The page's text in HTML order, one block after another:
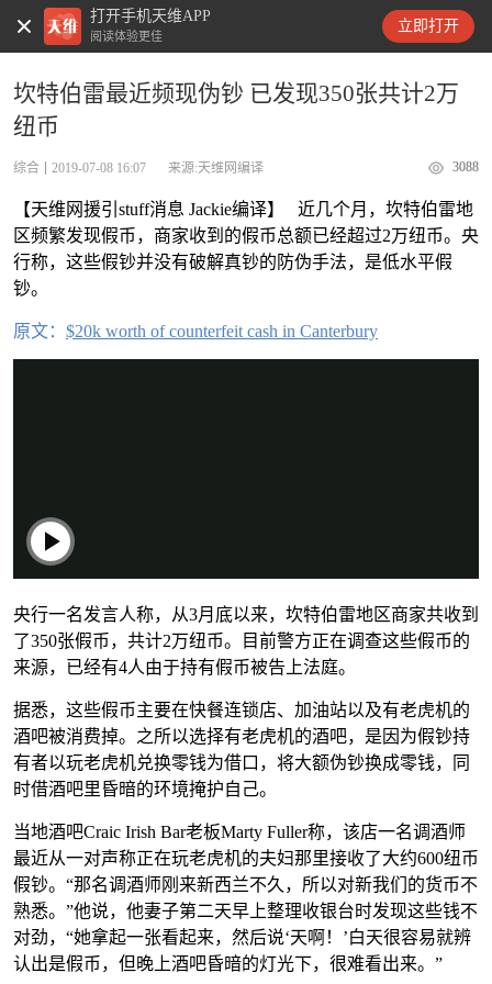
打开手机天维APP
阅读体验更佳
立即打开
天维新闻
坎特伯雷最近频现伪钞 已发现350张共计2万
纽币
综合 2019-07-08 16:07 来源:天维网编译 3088
【天维网援引stuff消息 Jackie编译】 近几个月，坎特伯雷地
区频繁发现假币，商家收到的假币总额已经超过2万纽币。央
行称，这些假钞并没有破解真钞的防伪手法，是低水平假
钞。
原文： $20k worth of counterfeit cash in Canterbury
央行一名发言人称，从3月底以来，坎特伯雷地区商家共收到
了350张假币，共计2万纽币。目前警方正在调查这些假币的
来源，已经有4人由于持有假币被告上法庭。
据悉，这些假币主要在快餐连锁店、加油站以及有老虎机的
酒吧被消费掉。之所以选择有老虎机的酒吧，是因为假钞持
有者以玩老虎机兑换零钱为借口，将大额伪钞换成零钱，同
时借酒吧里昏暗的环境掩护自己。
当地酒吧Craic Irish Bar老板Marty Fuller称，该店一名调酒师
最近从一对声称正在玩老虎机的夫妇那里接收了大约600纽币
假钞。“那名调酒师刚来新西兰不久，所以对新我们的货币不
熟悉。”他说，他妻子第二天早上整理收银台时发现这些钱不
对劲，“她拿起一张看起来，然后说‘天啊！’白天很容易就辨
认出是假币，但晚上酒吧昏暗的灯光下，很难看出来。”